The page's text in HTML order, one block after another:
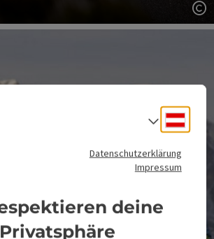
Datenschutzerklärung
Impressum
deine
Privatsphäre